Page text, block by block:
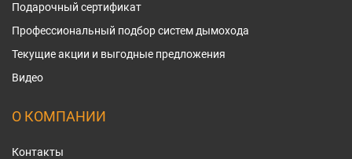
Подарочный сертификат
Профессиональный подбор систем дымохода
Текущие акции и выгодные предложения
Видео
О КОМПАНИИ
Контакты